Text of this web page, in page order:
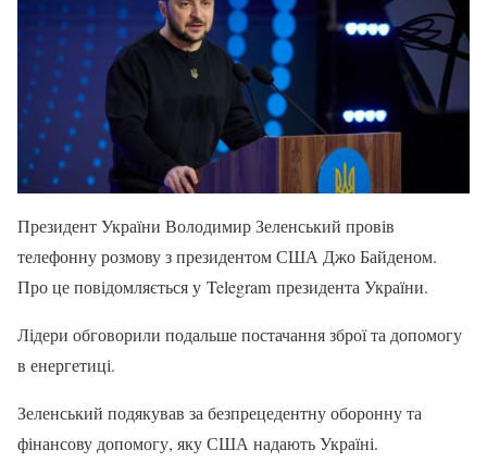
Президент України Володимир Зеленський провів
телефонну розмову з президентом США Джо Байденом.
Про це повідомляється у Telegram президента України.
Лідери обговорили подальше постачання зброї та допомогу
в енергетиці.
Зеленський подякував за безпрецедентну оборонну та
фінансову допомогу, яку США надають Україні.